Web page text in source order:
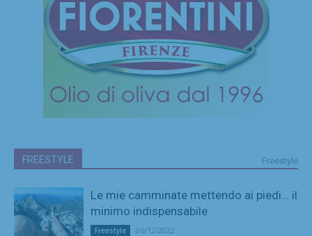
FREESTYLE Freestyle
Le mie camminate mettendo ai piedi… il
minimo indispensabile
Freestyle 06/12/2022